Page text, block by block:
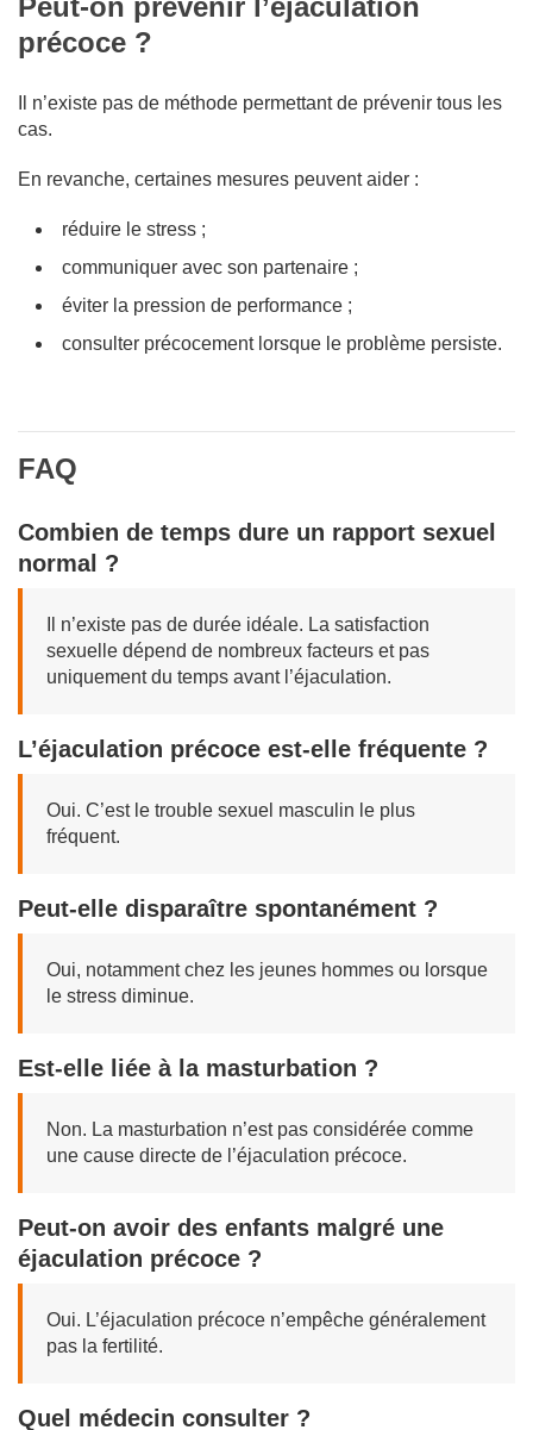
précoce ?
Il n’existe pas de méthode permettant de prévenir tous les
cas.
En revanche, certaines mesures peuvent aider :
réduire le stress ;
communiquer avec son partenaire ;
éviter la pression de performance ;
consulter précocement lorsque le problème persiste.
FAQ
Combien de temps dure un rapport sexuel
normal ?
Il n’existe pas de durée idéale. La satisfaction
sexuelle dépend de nombreux facteurs et pas
uniquement du temps avant l’éjaculation.
L’éjaculation précoce est-elle fréquente ?
Oui. C’est le trouble sexuel masculin le plus
fréquent.
Peut-elle disparaître spontanément ?
Oui, notamment chez les jeunes hommes ou lorsque
le stress diminue.
Est-elle liée à la masturbation ?
Non. La masturbation n’est pas considérée comme
une cause directe de l’éjaculation précoce.
Peut-on avoir des enfants malgré une
éjaculation précoce ?
Oui. L’éjaculation précoce n’empêche généralement
pas la fertilité.
Quel médecin consulter ?